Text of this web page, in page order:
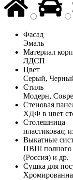
Фасад
Эмаль
Материал
ЛДСП
Цвет
Серый,
Стиль
Модерн,
Стеновая
ХДФ в цвет
Столешница
пластиковая;
Выкатные
ПВШ полного
(Россия) и др.
Сушка для